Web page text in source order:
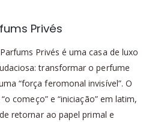
Privés
Privés é uma casa de luxo
transformar o perfume
“força feromonal invisível”. O
começo” e “iniciação” em latim,
retornar ao papel primal e